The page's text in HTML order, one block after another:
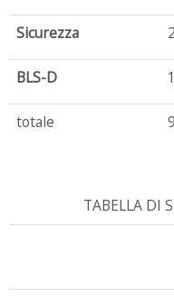
Sicurezza 2
BLS-D 1
totale 9
TABELLA DI